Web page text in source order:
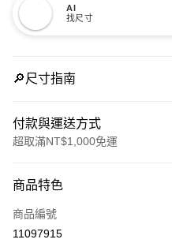
AI
找尺寸
🔎尺寸指南
付款與運送方式
超取滿NT$1,000免運
信用卡一次付款
信用卡分期付款
商品特色
商品編號
11097915